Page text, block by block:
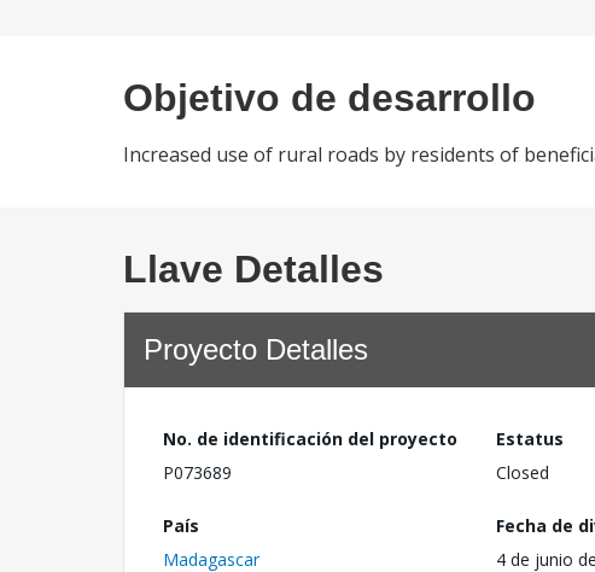
Objetivo de desarrollo
Increased use of rural roads by residents of
Llave Detalles
Proyecto Detalles
No. de identificación del proyecto
P073689
Estatus
Closed
País
Madagascar
Fecha de
4 de junio